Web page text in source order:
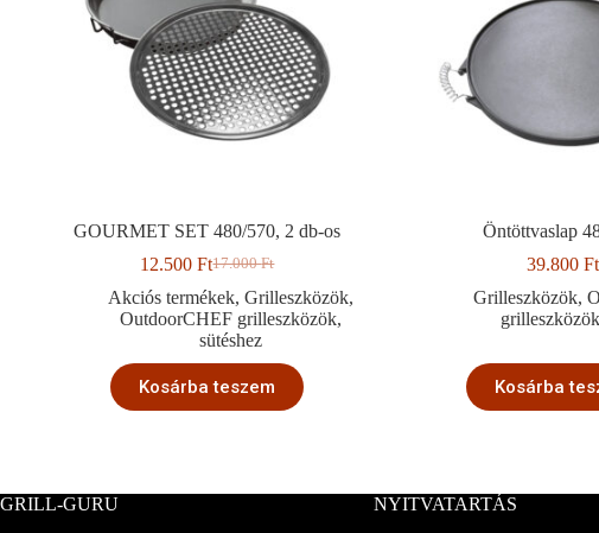
GOURMET SET 480/570, 2 db-os
17.000Ft
Original
price
was:
17.000 Ft.
12.500FtCurrent
price
is:
12.500 Ft.
Akciós termékek,Grilleszközök,
OutdoorCHEF grilleszközök,
sütéshez
Kosárba teszem
Öntöttvaslap
39.800Ft
Grilleszközök,
grilleszközök
Kosárba
GRILL-GURU NYITVATARTÁS